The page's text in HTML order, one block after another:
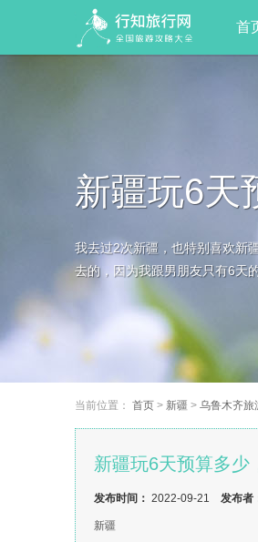
首
新疆玩6天
我去过2次新疆，也特别喜欢新
去的，因为我跟男朋友只有6天
当前位置： 首页 > 新疆 > 乌鲁木齐旅
新疆玩6天预算多少
发布时间： 2022-09-21 发布者
新疆